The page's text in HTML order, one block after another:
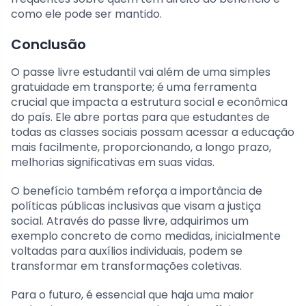
como ele pode ser mantido.
Conclusão
O passe livre estudantil vai além de uma simples
gratuidade em transporte; é uma ferramenta
crucial que impacta a estrutura social e econômica
do país. Ele abre portas para que estudantes de
todas as classes sociais possam acessar a educação
mais facilmente, proporcionando, a longo prazo,
melhorias significativas em suas vidas.
O benefício também reforça a importância de
políticas públicas inclusivas que visam a justiça
social. Através do passe livre, adquirimos um
exemplo concreto de como medidas, inicialmente
voltadas para auxílios individuais, podem se
transformar em transformações coletivas.
Para o futuro, é essencial que haja uma maior